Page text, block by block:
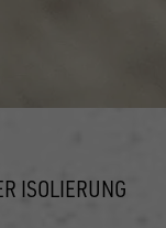
ISOLIERUNG